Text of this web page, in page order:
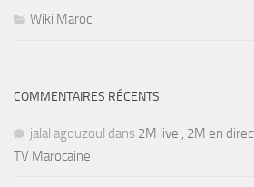
Wiki Maroc
COMMENTAIRES RÉCENTS
jalal agouzoul dans 2M live , 2M en
TV Marocaine